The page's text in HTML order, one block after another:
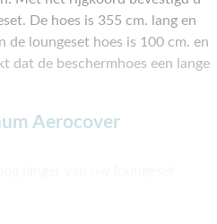
De hoes is 355 cm. lang en
de loungeset hoes is 100 cm. en
dat de beschermhoes een lange
Aerocover
en UV-bestendig